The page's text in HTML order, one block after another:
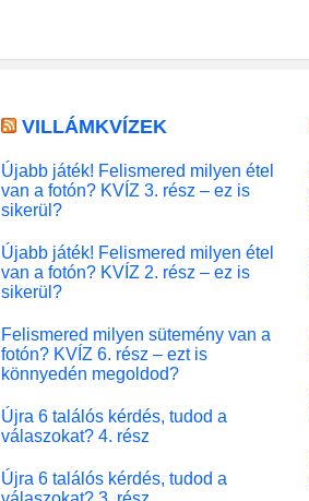
VILLÁMKVÍZEK
Újabb játék! Felismered milyen étel
van a fotón? KVÍZ 3. rész – ez is
sikerül?
Újabb játék! Felismered milyen étel
van a fotón? KVÍZ 2. rész – ez is
sikerül?
Felismered milyen sütemény van a
fotón? KVÍZ 6. rész – ezt is
könnyedén megoldod?
Újra 6 találós kérdés, tudod a
válaszokat? 4. rész
Újra 6 találós kérdés, tudod a